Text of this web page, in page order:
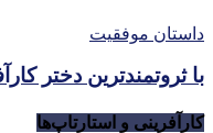
داستان موفقیت
با ثروتمندترین دختر
کارآفرینی و استارتاپ‌ها